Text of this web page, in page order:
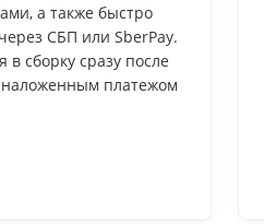
а также быстро
СБП или SberPay.
в сборку сразу после
платежом